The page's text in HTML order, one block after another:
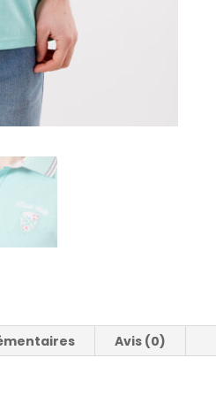
Avis (0)